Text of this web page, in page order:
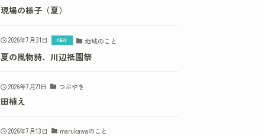
現場の様子（夏）
2026年7月31日 地域のこと
夏の風物詩、川辺祇園祭
2026年7月21日 つぶやき
田植え
2026年7月13日 marukawaのこと